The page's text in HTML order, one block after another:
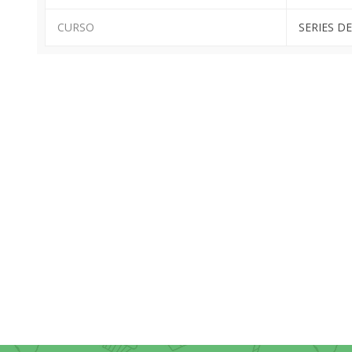
CURSO SERIES